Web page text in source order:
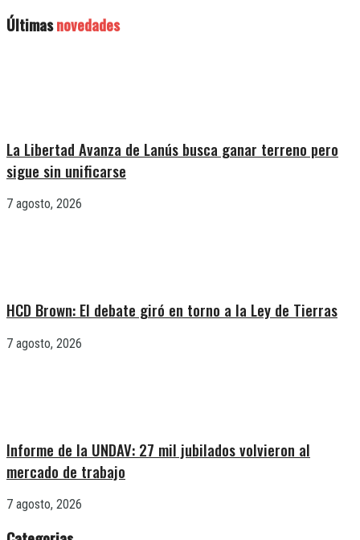
Últimasnovedades
La Libertad Avanza de Lanús busca ganar terreno pero
sigue sin unificarse
7 agosto, 2026
HCD Brown: El debate giró en torno a la Ley de Tierras
7 agosto, 2026
Informe de la UNDAV: 27 mil jubilados volvieron al
mercado de trabajo
7 agosto, 2026